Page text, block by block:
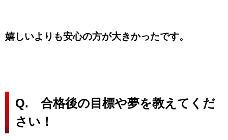
嬉しいよりも安心の方が大きかったです。
Q. 合格後の目標や夢を教えてくだ
さい！